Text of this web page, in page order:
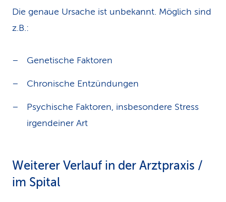
Die genaue Ursache ist unbekannt. Möglich sind
z.B.:
Genetische Faktoren
Chronische Entzündungen
Psychische Faktoren, insbesondere Stress
irgendeiner Art
Weiterer Verlauf in der Arztpraxis /
im Spital